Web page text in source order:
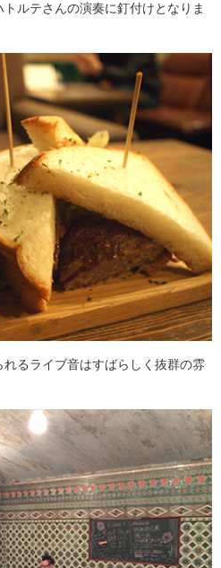
ルテさんの演奏に釘付けとなりま
るライブ音はすばらしく抜群の雰